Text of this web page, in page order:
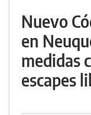
Nuevo
en
medidas
escapes